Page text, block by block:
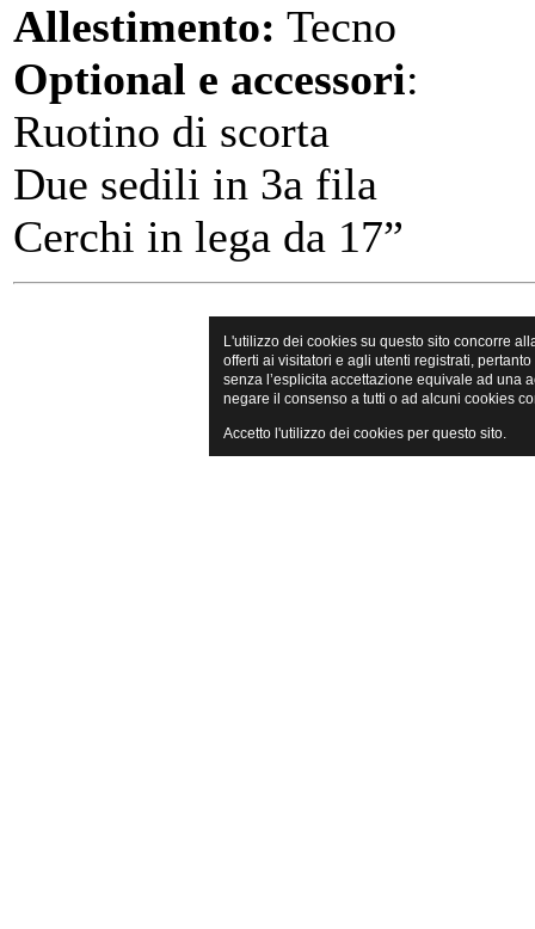
Allestimento: Tecno
Optional e accessori:
Ruotino di scorta
Due sedili in 3a fila
Cerchi in lega da 17”